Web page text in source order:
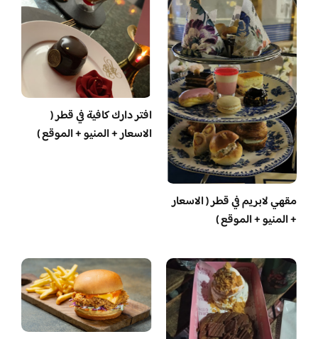
مقهي لابريم في قطر ( الاسعار
+ المنيو + الموقع )
افتر دارك كافية في قطر (
الاسعار + المنيو + الموقع )